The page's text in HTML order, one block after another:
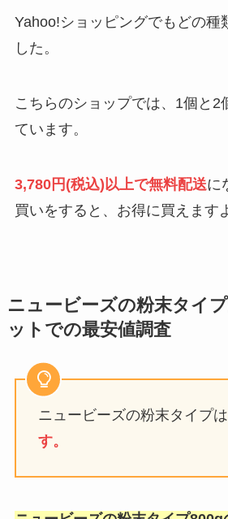
Yahoo!ショッピングでもどの種
した。
こちらのショップでは、1個と2
ています。
3,780円(税込)以上で無料配送に
買いをすると、お得に買えます
ニュービーズの粉末タイ
ットでの最安値調査
ニュービーズの粉末タイプは
す。